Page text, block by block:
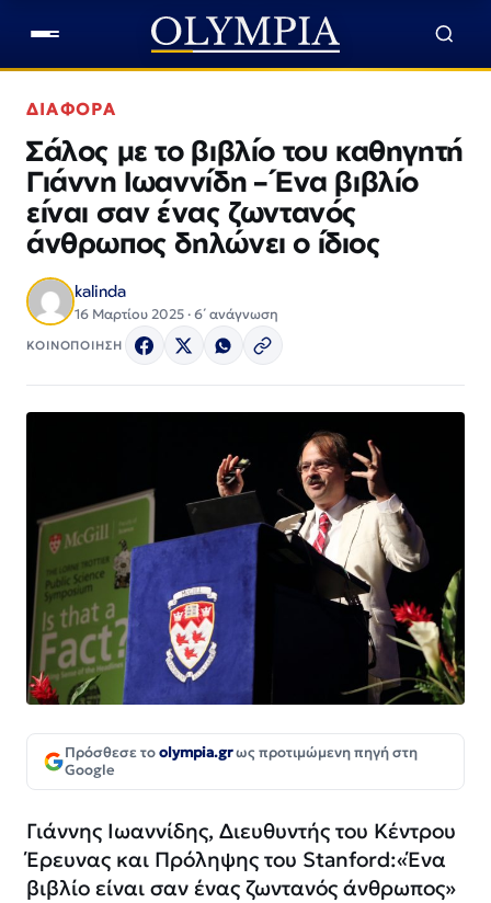
ΔΙΑΦΟΡΑ
Σάλος με το βιβλίο του καθηγητή
Γιάννη Ιωαννίδη – Ένα βιβλίο
είναι σαν ένας ζωντανός
άνθρωπος δηλώνει ο ίδιος
kalinda
16 Μαρτίου 2025 · 6΄ ανάγνωση
ΚΟΙΝΟΠΟΙΗΣΗ
Πρόσθεσε τοolympia.grως προτιμώμενη πηγή στη
Google
Γιάννης Ιωαννίδης, Διευθυντής του Κέντρου
Έρευνας και Πρόληψης του Stanford:«Ένα
βιβλίο είναι σαν ένας ζωντανός άνθρωπος»